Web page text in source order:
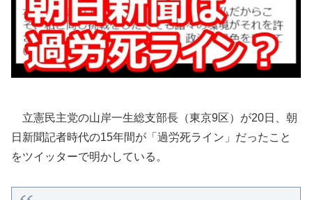
立憲民主党の山岸一生総支部長（東京9区）が20日、朝
日新聞記者時代の15年間が「過労死ライン」だったこと
をツイッターで明かしている。